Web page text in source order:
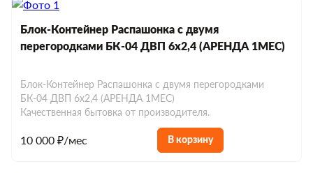
Блок-Контейнер Распашонка с двумя
перегородками БК-04 ДВП 6х2,4 (АРЕНДА 1МЕС)
Блок-Контейнер Распашонка с двумя перегородками
БК-04 ДВП 6х2,4 (АРЕНДА 1МЕС)
Качественная бытовка от производителя.
10 000 ₽/мес В корзину